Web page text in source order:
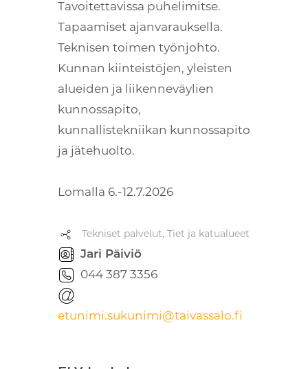
Tavoitettavissa puhelimitse.
Tapaamiset ajanvarauksella.
Teknisen toimen työnjohto.
Kunnan kiinteistöjen, yleisten
alueiden ja liikenneväylien
kunnossapito,
kunnallistekniikan kunnossapito
ja jätehuolto.
Lomalla 6.-12.7.2026
Tekniset palvelut, Tiet ja katualueet
Jari Päiviö
044 387 3356
etunimi.sukunimi@taivassalo.fi